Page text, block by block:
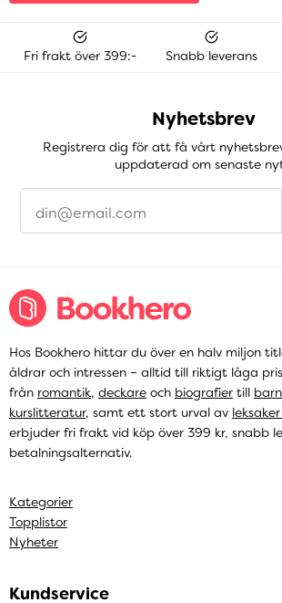
Fri frakt över 399:- Snabb leverans
Nyhetsbrev
Registrera dig för att få vårt
uppdaterad om senaste
Hos Bookhero hittar du över en halv miljon
åldrar och intressen – alltid till riktigt låga
från romantik, deckare och biografier till
kurslitteratur, samt ett stort urval av
erbjuder fri frakt vid köp över 399 kr, snabb
betalningsalternativ.
Kategorier
Topplistor
Nyheter
Kundservice